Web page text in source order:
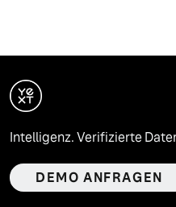
Intelligenz. Verifizierte
DEMO ANFRAGEN